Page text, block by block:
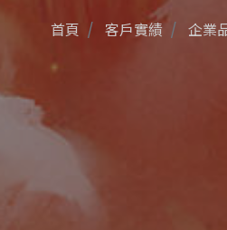
首頁 客戶實績 企業